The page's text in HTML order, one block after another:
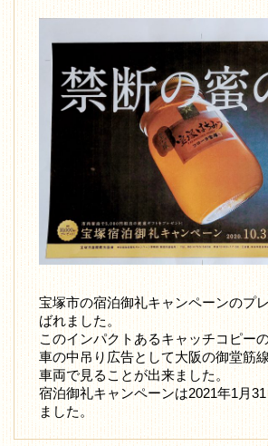
宝塚市の宿泊御礼キャンペーンのプ
ばれました。
このインパクトあるキャッチコピー
車の中吊り広告として大阪の御堂筋
車両で見ることが出来ました。
宿泊御礼キャンペーンは2021年1月
ました。